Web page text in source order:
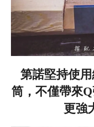
第諾堅持使
筒，不僅帶來
更強